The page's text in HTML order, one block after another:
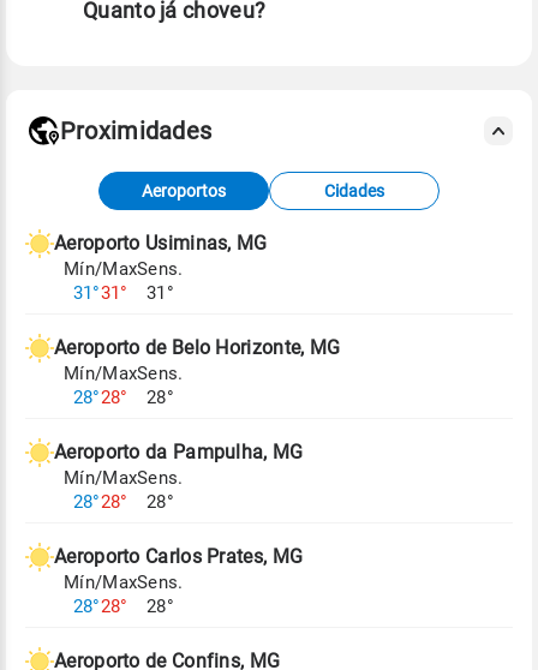
Quanto já choveu?
Fonte: dados combinados de estações
meteorológicas e satélite do Centro de Previsão
de Tempo e Estudos Climáticos (CPTEC).
Para obter mais informações sobre os dados
Proximidades
Aeroportos Cidades
Aeroporto Usiminas, MG
Mín/Max
31°31°
Sens.
31°
Aeroporto de Belo Horizonte, MG
Mín/Max
28°28°
Sens.
28°
Aeroporto da Pampulha, MG
Mín/Max
28°28°
Sens.
28°
Aeroporto Carlos Prates, MG
Mín/Max
28°28°
Sens.
28°
Aeroporto de Confins, MG